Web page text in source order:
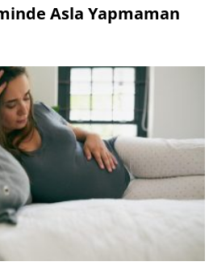
Asla Yapmaman